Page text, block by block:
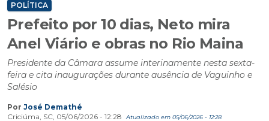
POLÍTICA
Prefeito por 10 dias, Neto mira
Anel Viário e obras no Rio Maina
Presidente da Câmara assume interinamente nesta sexta-
feira e cita inaugurações durante ausência de Vaguinho e
Salésio
Por José Demathé
Criciúma, SC, 05/06/2026 - 12:28
Atualizado em 05/06/2026 - 12:28